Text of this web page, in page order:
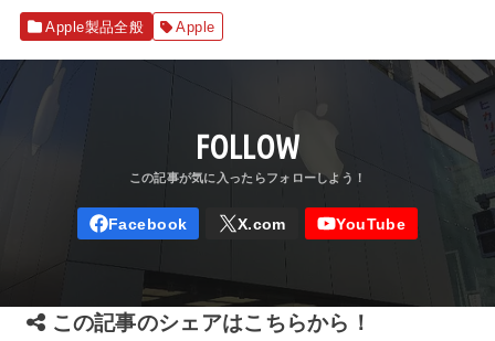
Apple製品全般 Apple
FOLLOW
この記事のシェアはこちらから！